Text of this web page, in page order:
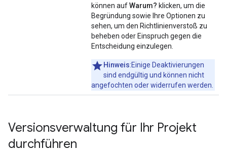
können aufWarum? klicken, um die
Begründung sowie Ihre Optionen zu
sehen, um den Richtlinienverstoß zu
beheben oder Einspruch gegen die
Entscheidung einzulegen.
Hinweis:Einige Deaktivierungen
sind endgültig und können nicht
angefochten oder widerrufen werden.
Versionsverwaltung für Ihr Projekt
durchführen